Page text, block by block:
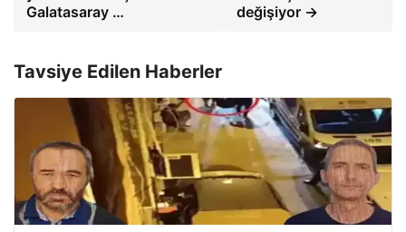
Galatasaray …
değişiyor →
Tavsiye Edilen Haberler